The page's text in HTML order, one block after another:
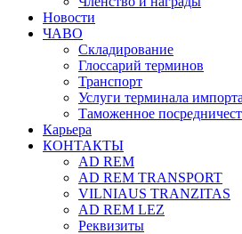
Новости
ЧАВО
Складирование
Глоссарий терминов
Транспорт
Услуги терминала
Таможенное
Карьера
КОНТАКТЫ
AD REM
AD REM TRANSPORT
VILNIAUS TRANZITAS
AD REM LEZ
Реквизиты